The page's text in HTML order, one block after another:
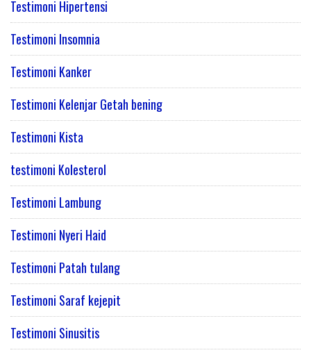
Testimoni Hipertensi
Testimoni Insomnia
Testimoni Kanker
Testimoni Kelenjar Getah bening
Testimoni Kista
testimoni Kolesterol
Testimoni Lambung
Testimoni Nyeri Haid
Testimoni Patah tulang
Testimoni Saraf kejepit
Testimoni Sinusitis